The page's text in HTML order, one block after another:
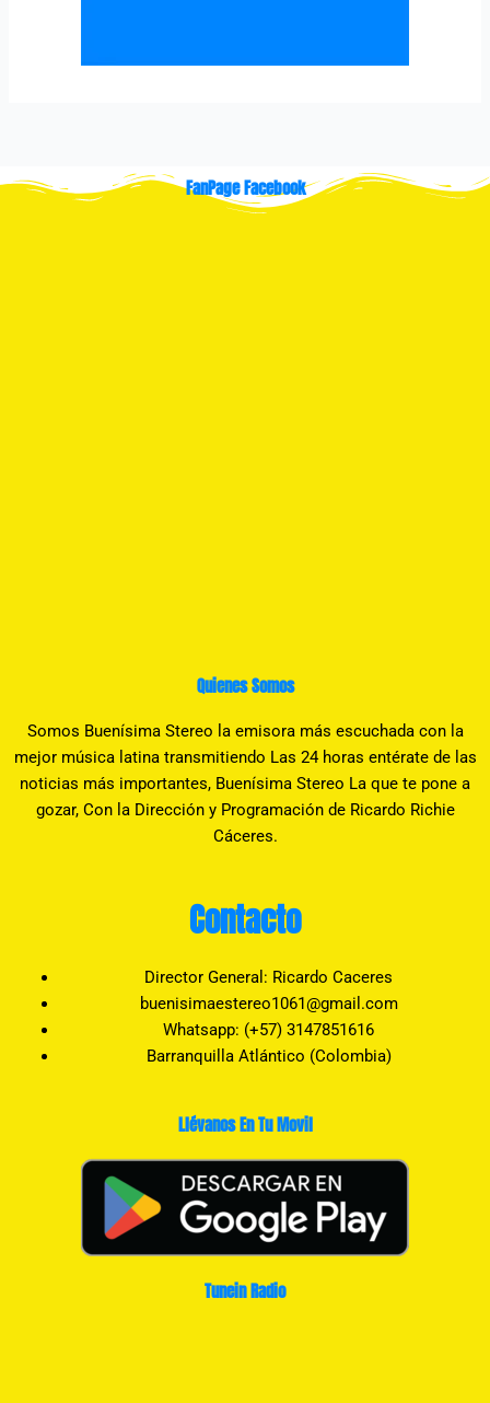
FanPage Facebook
Quienes Somos
Somos Buenísima Stereo la emisora más escuchada con la
mejor música latina transmitiendo Las 24 horas entérate de las
noticias más importantes, Buenísima Stereo La que te pone a
gozar, Con la Dirección y Programación de Ricardo Richie
Cáceres.
Contacto
Director General: Ricardo Caceres
buenisimaestereo1061@gmail.com
Whatsapp: (+57) 3147851616
Barranquilla Atlántico (Colombia)
Llévanos En Tu Movil
Tunein Radio